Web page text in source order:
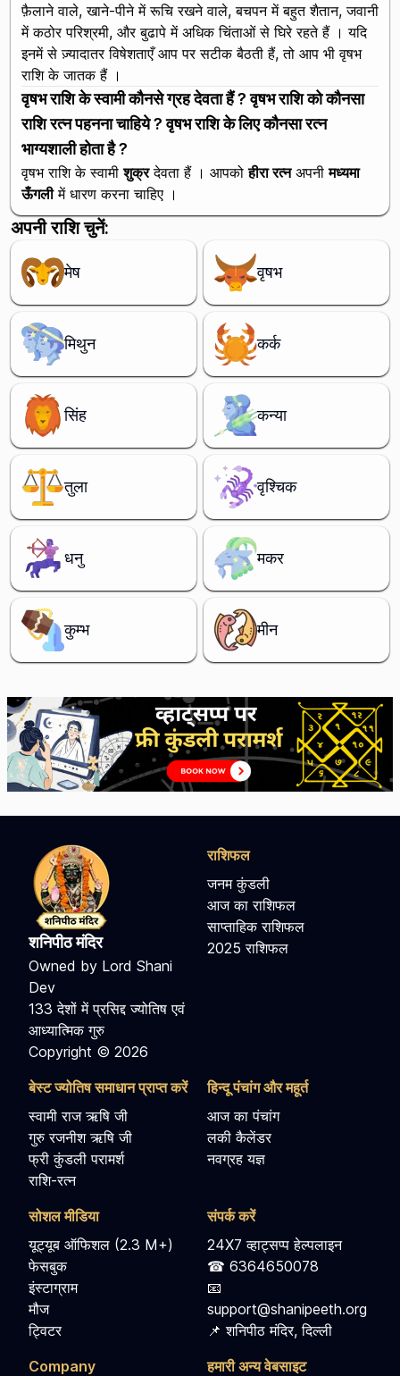
फ़ैलाने वाले, खाने-पीने में रूचि रखने वाले, बचपन में बहुत शैतान, जवानी
में कठोर परिश्रमी, और बुढापे में अधिक चिंताओं से घिरे रहते हैं । यदि
इनमें से ज़्यादातर विषेशताएँ आप पर सटीक बैठती हैं, तो आप भी वृषभ
राशि के जातक हैं ।
वृषभ राशि के स्वामी कौनसे ग्रह देवता हैं ? वृषभ राशि को कौनसा
राशि रत्न पहनना चाहिये ? वृषभ राशि के लिए कौनसा रत्न
भाग्यशाली होता है ?
वृषभ राशि के स्वामीशुक्रदेवता हैं । आपकोहीरा रत्नअपनीमध्यमा
ऊँगलीमें धारण करना चाहिए ।
अपनी राशि चुनें:
मेष वृषभ
मिथुन कर्क
सिंह कन्या
तुला वृश्चिक
धनु मकर
कुम्भ मीन
शनिपीठ मंदिर
Owned by Lord Shani
Dev
133 देशों में प्रसिद्द ज्योतिष एवं
आध्यात्मिक गुरु
Copyright © 2026
राशिफल
जनम कुंडली
आज का राशिफल
साप्ताहिक राशिफल
2025 राशिफल
बेस्ट ज्योतिष समाधान प्राप्त करें
स्वामी राज ऋषि जी
गुरु रजनीश ऋषि जी
फ्री कुंडली परामर्श
राशि-रत्न
हिन्दू पंचांग और महूर्त
आज का पंचांग
लकी कैलेंडर
नवग्रह यज्ञ
सोशल मीडिया
यूट्यूब ऑफिशल (2.3 M+)
फेसबुक
इंस्टाग्राम
मौज
ट्विटर
संपर्क करें
24X7 व्हाट्सप्प हेल्पलाइन
☎ 6364650078
📧
support@shanipeeth.org
📌 शनिपीठ मंदिर, दिल्ली
Company
हमारी अन्य वेबसाइट